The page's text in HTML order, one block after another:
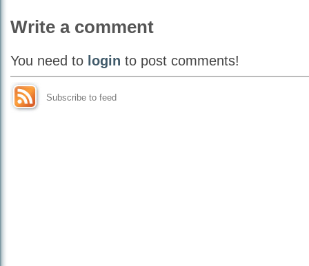
Write a comment
You need to login to post comments!
Subscribe to feed